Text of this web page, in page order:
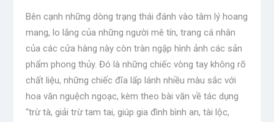
Bên cạnh những dòng trạng thái đánh vào tâm lý hoang
mang, lo lắng của những người mê tín, trang cá nhân
của các cửa hàng này còn tràn ngập hình ảnh các sản
phẩm phong thủy. Đó là những chiếc vòng tay không rõ
chất liệu, những chiếc đĩa lấp lánh nhiều màu sắc với
hoa văn nguệch ngoạc, kèm theo bài văn về tác dụng
“trừ tà, giải trừ tam tai, giúp gia đình bình an, tài lộc,